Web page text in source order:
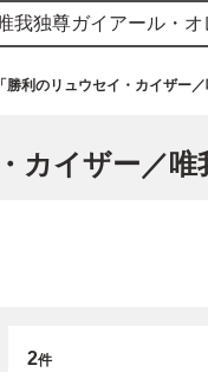
「勝利のリュウセイ・カイザー
2件